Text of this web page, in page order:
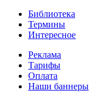
Библиотека
Термины
Интересное
Реклама
Тарифы
Оплата
Наши баннеры